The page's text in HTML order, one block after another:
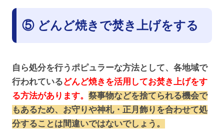
⑤ どんど焼きで焚き上げをする
自ら処分を行うポピュラーな方法として、各地域で
行われているどんど焼きを活用してお焚き上げをす
る方法があります。 祭事物などを捨てられる機会で
もあるため、お守りや神札・正月飾りを合わせて処
分することは間違いではないでしょう。